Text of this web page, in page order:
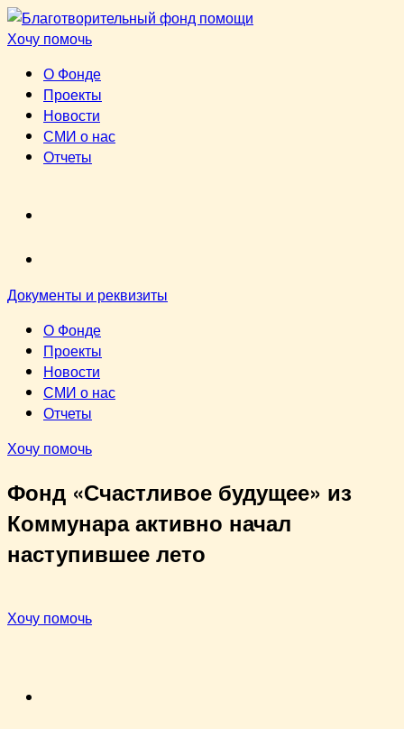
Перейти
к
Хочу помочь
О Фонде
Проекты
Новости
СМИ о нас
Отчеты
Документы и реквизиты
О Фонде
Проекты
Новости
СМИ о нас
Отчеты
Хочу помочь
Фонд «Счастливое будущее» из
Коммунара активно начал
наступившее лето
Хочу помочь